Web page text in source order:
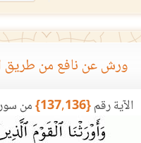
ورش عن نافع من طريق
الآية رقم{137,136} من